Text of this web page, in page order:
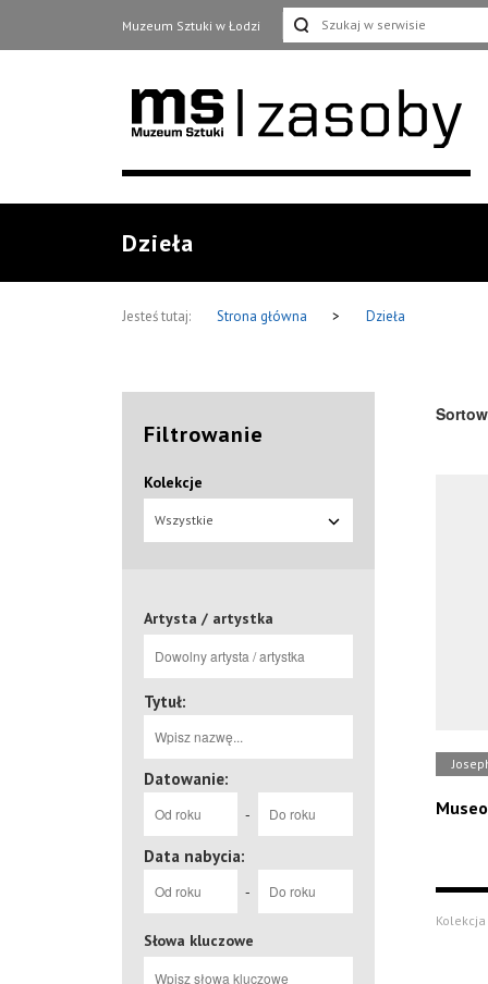
Muzeum Sztuki w Łodzi
Dzieła
Jesteś tutaj: Strona główna > Dzieła
Filtrowanie
Kolekcje
Wszystkie
Artysta / artystka
Tytuł:
Datowanie:
-
Data nabycia:
-
Słowa kluczowe
Kolekcja